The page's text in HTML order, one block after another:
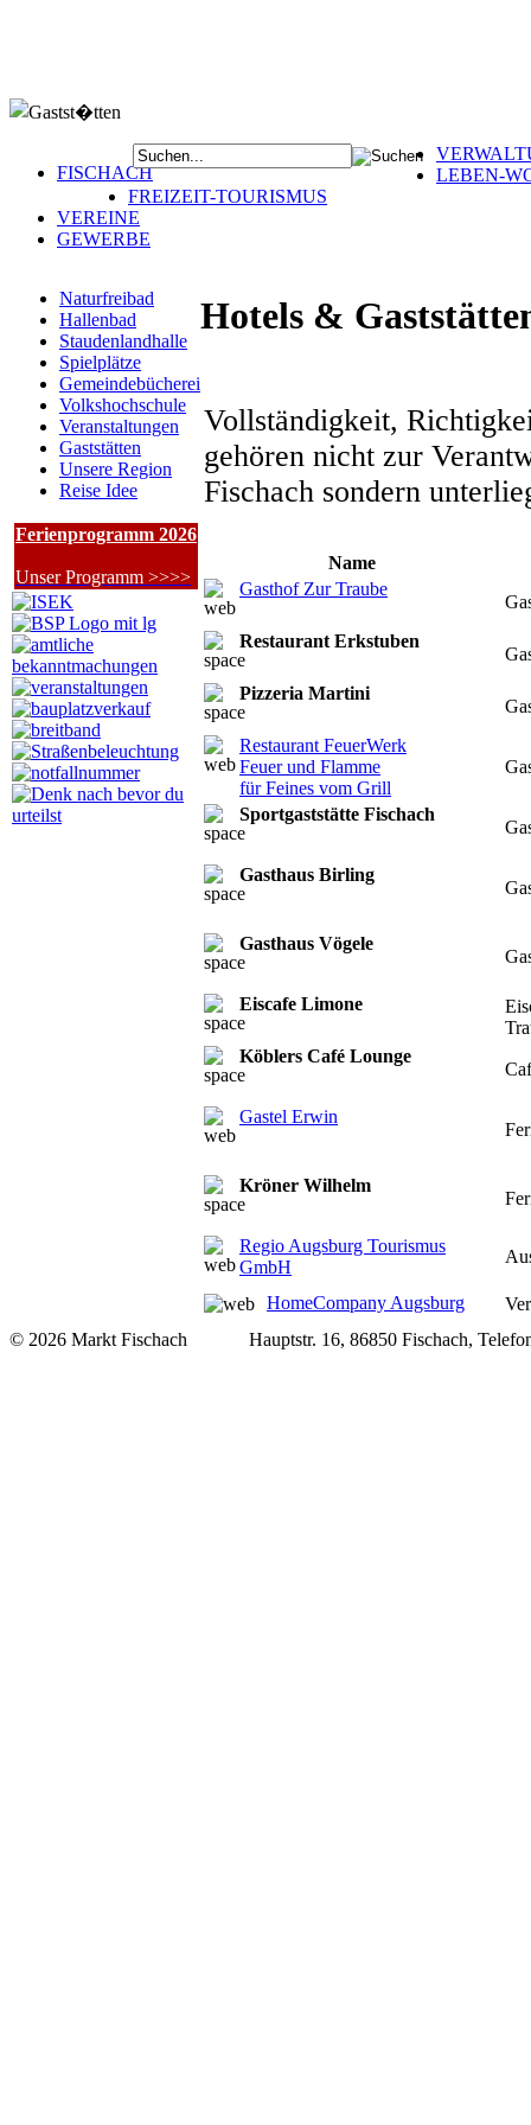
FISCHACH
LEBEN-
FREIZEIT-TOURISMUS
VEREINE
GEWERBE
Naturfreibad
Hallenbad
Staudenlandhalle
Spielplätze
Gemeindebücherei
Volkshochschule
Veranstaltungen
Gaststätten
Unsere Region
Reise Idee
Ferienprogramm 2026
Unser Programm >>>>
Hotels &
Vollständigkeit,
gehören nicht zur
Fischach sondern
Name
Gasthof Zur Traube
Restaurant Erkstuben
Pizzeria Martini
Restaurant FeuerWerk
Feuer und Flamme
für Feines vom Grill
Sportgaststätte Fischach
Gasthaus Birling
Gasthaus Vögele
Eiscafe Limone
Köblers Café Lounge
Gastel Erwin
Kröner Wilhelm
Regio Augsburg Tourismus
GmbH
HomeCompany Augsburg
© 2026 Markt Fischach Hauptstr. 16, 86850 Fischach, Telefon